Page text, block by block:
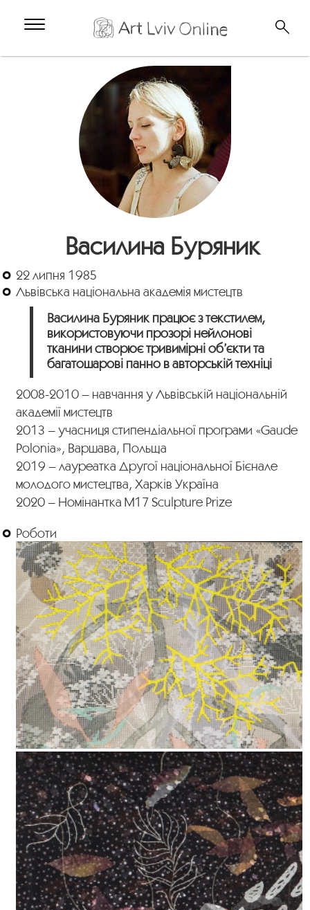
Василина Буряник
22 липня 1985
Львівська національна академія мистецтв
Василина Буряник працює з текстилем,
використовуючи прозорі нейлонові
тканини створює тривимірні об’єкти та
багатошарові панно в авторській техніці
2008-2010 – навчання у Львівській національній
академії мистецтв
2013 – учасниця стипендіальної програми «Gaude
Polonia», Варшава, Польща
2019 – лауреатка Другої національної Бієнале
молодого мистецтва, Харків Україна
2020 – Номінантка М17 Sculpture Prize
Роботи